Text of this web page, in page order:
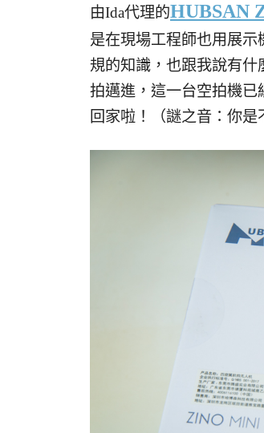
由Ida代理的HUBSAN
是在現場工程師也用展
規的知識，也跟我說有
拍邁進，這一台空拍機
回家啦！（謎之音：你